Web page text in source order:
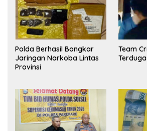
Polda Berhasil Bongkar
Jaringan Narkoba Lintas
Provinsi
Team